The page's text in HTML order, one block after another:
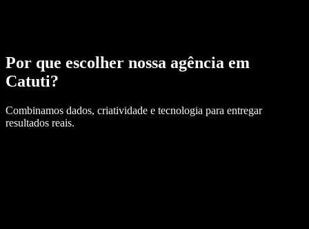
Por que escolher nossa agência em
Catuti?
Combinamos dados, criatividade e tecnologia para entregar
resultados reais.